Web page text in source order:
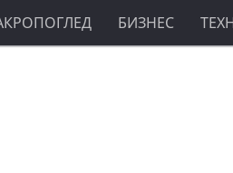
БИЗНЕС